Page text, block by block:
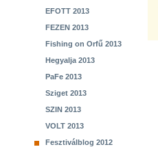
EFOTT 2013
FEZEN 2013
Fishing on Orfű 2013
Hegyalja 2013
PaFe 2013
Sziget 2013
SZIN 2013
VOLT 2013
Fesztiválblog 2012